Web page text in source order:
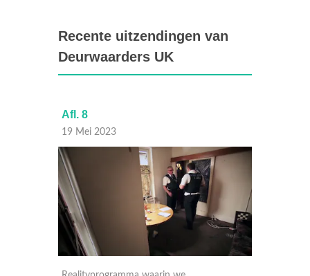
Recente uitzendingen van
Deurwaarders UK
Afl. 8
19 Mei 2023